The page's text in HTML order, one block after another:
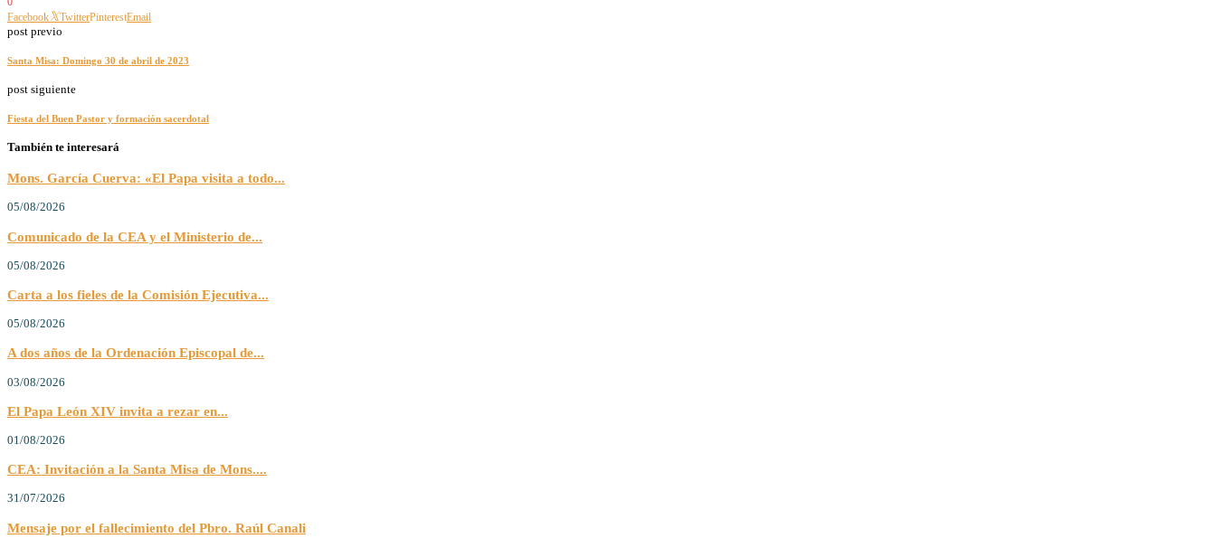
Facebook
TwitterPinterestEmail
post previo
Santa Misa: Domingo 30 de abril de 2023
post siguiente
Fiesta del Buen Pastor y formación sacerdotal
También te interesará
Mons. García Cuerva: «El Papa visita a todo...
05/08/2026
Comunicado de la CEA y el Ministerio de...
05/08/2026
Carta a los fieles de la Comisión Ejecutiva...
05/08/2026
A dos años de la Ordenación Episcopal de...
03/08/2026
El Papa León XIV invita a rezar en...
01/08/2026
CEA: Invitación a la Santa Misa de Mons....
31/07/2026
Mensaje por el fallecimiento del Pbro. Raúl Canali